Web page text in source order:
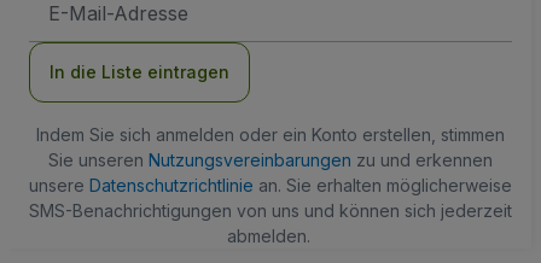
Mail-
In die Liste eintragen
Indem Sie sich anmelden oder ein Konto erstellen, stimmen
Sie unseren Nutzungsvereinbarungen zu und erkennen
unsere Datenschutzrichtlinie an. Sie erhalten möglicherweise
SMS-Benachrichtigungen von uns und können sich jederzeit
abmelden.